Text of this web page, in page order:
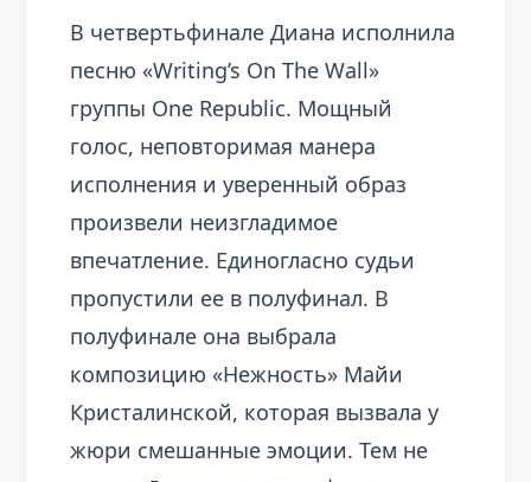
В четвертьфинале Диана исполнила
песню «Writing’s On The Wall»
группы One Republic. Мощный
голос, неповторимая манера
исполнения и уверенный образ
произвели неизгладимое
впечатление. Единогласно судьи
пропустили ее в полуфинал. В
полуфинале она выбрала
композицию «Нежность» Майи
Кристалинской, которая вызвала у
жюри смешанные эмоции. Тем не